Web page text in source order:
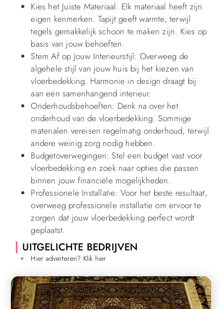
Kies het Juiste Materiaal: Elk materiaal heeft zijn
eigen kenmerken. Tapijt geeft warmte, terwijl
tegels gemakkelijk schoon te maken zijn. Kies op
basis van jouw behoeften.
Stem Af op Jouw Interieurstijl: Overweeg de
algehele stijl van jouw huis bij het kiezen van
vloerbedekking. Harmonie in design draagt bij
aan een samenhangend interieur.
Onderhoudsbehoeften: Denk na over het
onderhoud van de vloerbedekking. Sommige
materialen vereisen regelmatig onderhoud, terwijl
andere weinig zorg nodig hebben.
Budgetoverwegingen: Stel een budget vast voor
vloerbedekking en zoek naar opties die passen
binnen jouw financiële mogelijkheden.
Professionele Installatie: Voor het beste resultaat,
overweeg professionele installatie om ervoor te
zorgen dat jouw vloerbedekking perfect wordt
geplaatst.
UITGELICHTE BEDRIJVEN
Hier adverteren? Klik hier